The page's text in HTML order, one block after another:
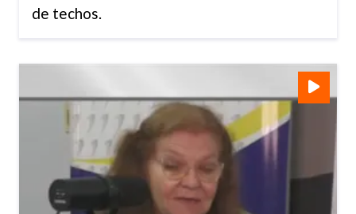
de techos.